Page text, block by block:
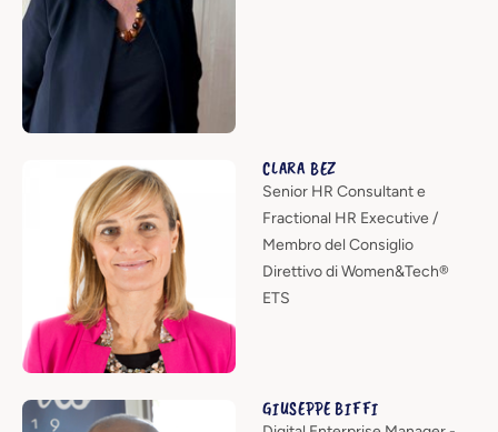
CLARA BEZ
Senior HR Consultant e
Fractional HR Executive /
Membro del Consiglio
Direttivo di Women&Tech®
ETS
GIUSEPPE BIFFI